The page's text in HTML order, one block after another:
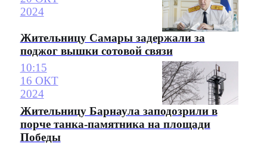
2024
Жительницу Самары задержали за
поджог вышки сотовой связи
10:15
16 ОКТ
2024
Жительницу Барнаула заподозрили в
порче танка-памятника на площади
Победы